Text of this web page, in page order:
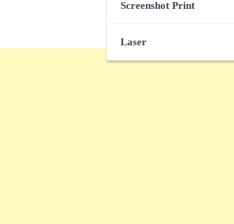
Screenshot Print
Laser